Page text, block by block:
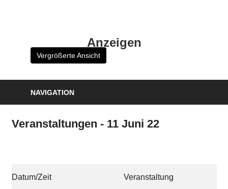
Anzeigen
Vergrößerte Ansicht
NAVIGATION
Veranstaltungen - 11 Juni 22
Datum/Zeit Veranstaltung